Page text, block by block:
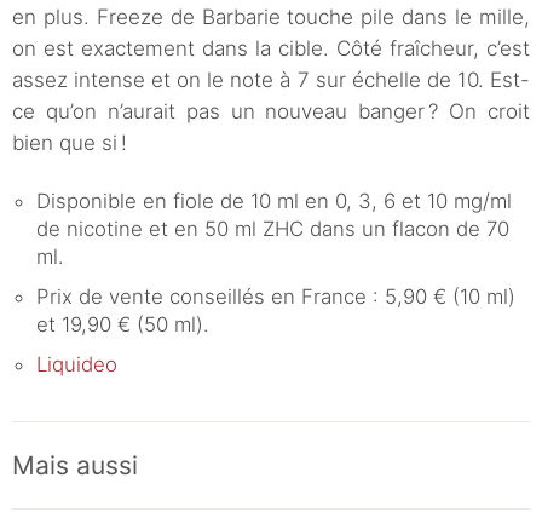
en plus. Freeze de Barbarie touche pile dans le mille,
on est exactement dans la cible. Côté fraîcheur, c’est
assez intense et on le note à 7 sur échelle de 10. Est-
ce qu’on n’aurait pas un nouveau banger ? On croit
bien que si !
Disponible en fiole de 10 ml en 0, 3, 6 et 10 mg/ml
de nicotine et en 50 ml ZHC dans un flacon de 70
ml.
Prix de vente conseillés en France : 5,90 € (10 ml)
et 19,90 € (50 ml).
Liquideo
Mais aussi